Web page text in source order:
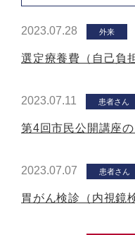
2023.07.28 外来
選定療養費（自己負
2023.07.11 患者さん
第4回市民公開講座
2023.07.07 患者さん
胃がん検診（内視鏡